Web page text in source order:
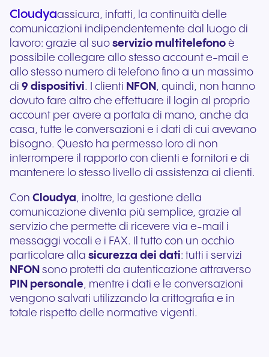
Cloudyaassicura, infatti, la continuità delle
comunicazioni indipendentemente dal luogo di
lavoro: grazie al suo servizio multitelefono è
possibile collegare allo stesso account e-mail e
allo stesso numero di telefono fino a un massimo
di 9 dispositivi. I clienti NFON , quindi, non hanno
dovuto fare altro che effettuare il login al proprio
account per avere a portata di mano, anche da
casa, tutte le conversazioni e i dati di cui avevano
bisogno. Questo ha permesso loro di non
interrompere il rapporto con clienti e fornitori e di
mantenere lo stesso livello di assistenza ai clienti.
Con Cloudya, inoltre, la gestione della
comunicazione diventa più semplice, grazie al
servizio che permette di ricevere via e-mail i
messaggi vocali e i FAX. Il tutto con un occhio
particolare alla sicurezza dei dati: tutti i servizi
NFON sono protetti da autenticazione attraverso
PIN personale, mentre i dati e le conversazioni
vengono salvati utilizzando la crittografia e in
totale rispetto delle normative vigenti.